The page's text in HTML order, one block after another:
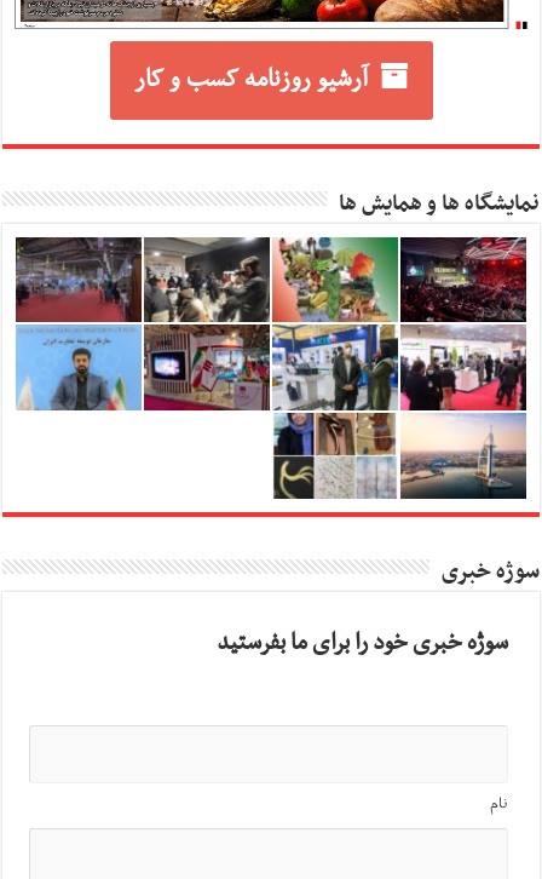
آرشیو روزنامه کسب و کار
نمایشگاه ها و همایش ها
سوژه خبری
سوژه خبری خود را برای ما بفرستید
نام